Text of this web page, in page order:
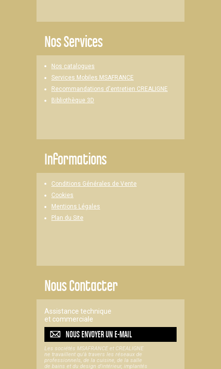
Nos Services
Nos catalogues
Services Mobiles MSAFRANCE
Recommandations d'entretien CREALIGNE
Bibliothèque 3D
Informations
Conditions Générales de Vente
Cookies
Mentions Légales
Plan du Site
Nous Contacter
Assistance technique
et commerciale
NOUS ENVOYER UNE-MAIL
Les sociétés MSAFRANCE et CREALIGNE
ne travaillent qu'à travers les réseaux de
professionnels, de la cuisine, de la salle
de bains et du design d'intérieur, implantés